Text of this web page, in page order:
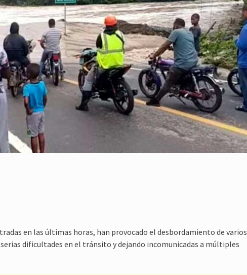
en las últimas horas, han provocado el desbordamiento de varios
dificultades en el tránsito y dejando incomunicadas a múltiples